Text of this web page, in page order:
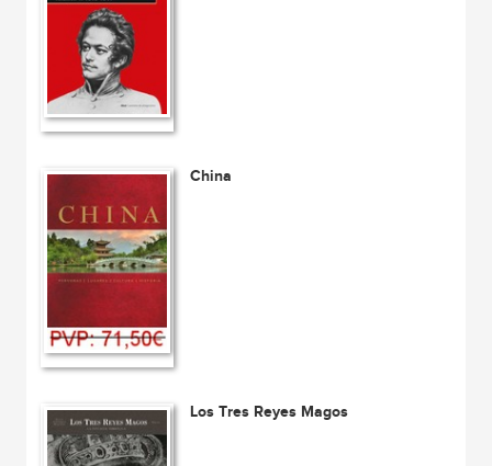
China
Los Tres Reyes Magos